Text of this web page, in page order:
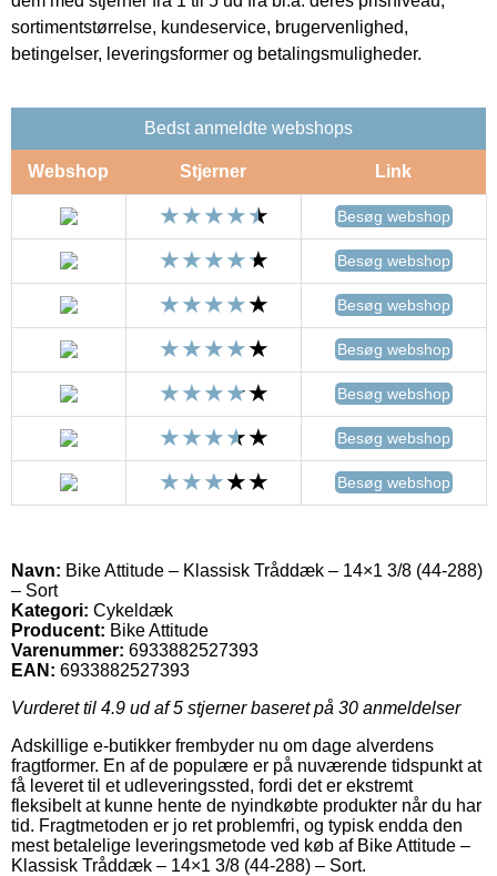
sortimentstørrelse, kundeservice, brugervenlighed,
betingelser, leveringsformer og betalingsmuligheder.
Bedst anmeldte webshops
Webshop Stjerner Link
Besøg webshop
Besøg webshop
Besøg webshop
Besøg webshop
Besøg webshop
Besøg webshop
Besøg webshop
Navn: Bike Attitude – Klassisk Tråddæk – 14×1 3/8 (44-288)
– Sort
Kategori: Cykeldæk
Producent: Bike Attitude
Varenummer: 6933882527393
EAN: 6933882527393
Vurderet til 4.9 ud af 5 stjerner baseret på 30 anmeldelser
Adskillige e-butikker frembyder nu om dage alverdens
fragtformer. En af de populære er på nuværende tidspunkt at
få leveret til et udleveringssted, fordi det er ekstremt
fleksibelt at kunne hente de nyindkøbte produkter når du har
tid. Fragtmetoden er jo ret problemfri, og typisk endda den
mest betalelige leveringsmetode ved køb af Bike Attitude –
Klassisk Tråddæk – 14×1 3/8 (44-288) – Sort.